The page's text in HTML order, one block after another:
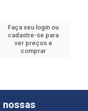
Faça seu login ou
cadastre-se para
ver preços e
comprar
nossas